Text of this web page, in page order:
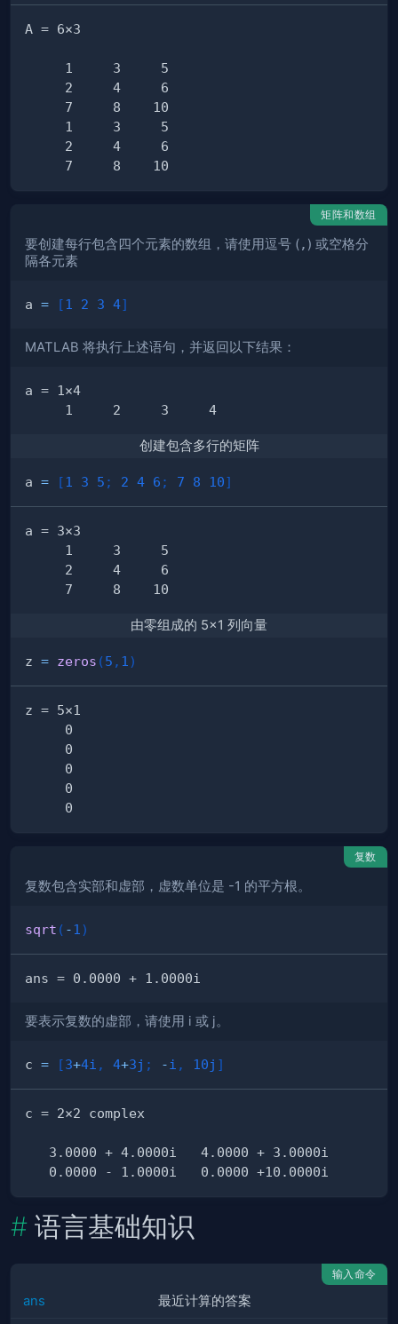
矩阵和数组
要创建每行包含四个元素的数组，请使用逗号 (, ) 或空格分
隔各元素
a = [1 2 3 4]
MATLAB 将执行上述语句，并返回以下结果：
创建包含多行的矩阵
a = [1 3 5 ; 2 4 6 ; 7 8 10]
由零组成的 5×1 列向量
z = zeros (5 , 1 )
复数
复数包含实部和虚部，虚数单位是 -1 的平方根。
sqrt ( -1 )
要表示复数的虚部，请使用 i 或 j。
c = [3+4i , 4+3j ; - i , 10j ]
语言基础知识
输入命令
ans 最近计算的答案